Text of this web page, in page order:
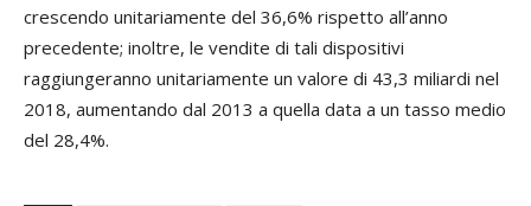
crescendo unitariamente del 36,6% rispetto all’anno
precedente; inoltre, le vendite di tali dispositivi
raggiungeranno unitariamente un valore di 43,3 miliardi nel
2018, aumentando dal 2013 a quella data a un tasso medio
del 28,4%.